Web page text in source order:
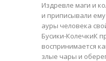
Издревле маги и
и приписывали
ауры человека
Бусики-КолечкиК
воспринимается
злые чары и